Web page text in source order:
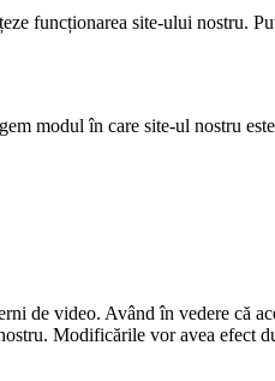
funcționarea site-ului nostru.
modul în care site-ul nostru
video. Având în vedere că
Modificările vor avea efect